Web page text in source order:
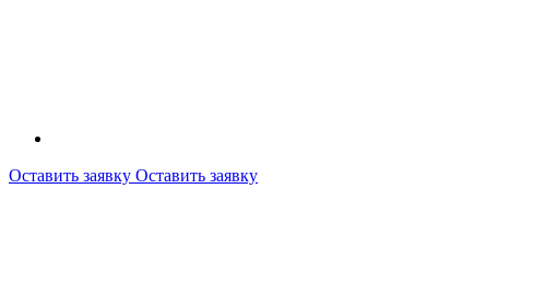
Оставить заявку Оставить заявку